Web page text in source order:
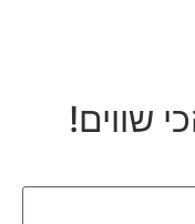
שווים!